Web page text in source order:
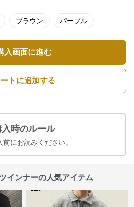
ブラウン パープル
入画面に進む
トに追加する
入時のルール
前にお読みください。
インナーの人気アイテム